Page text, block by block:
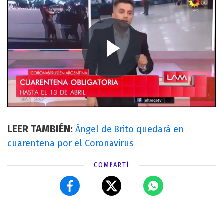
LEER TAMBIÉN: Ángel de Brito quedará en
cuarentena por el Coronavirus
COMPARTÍ